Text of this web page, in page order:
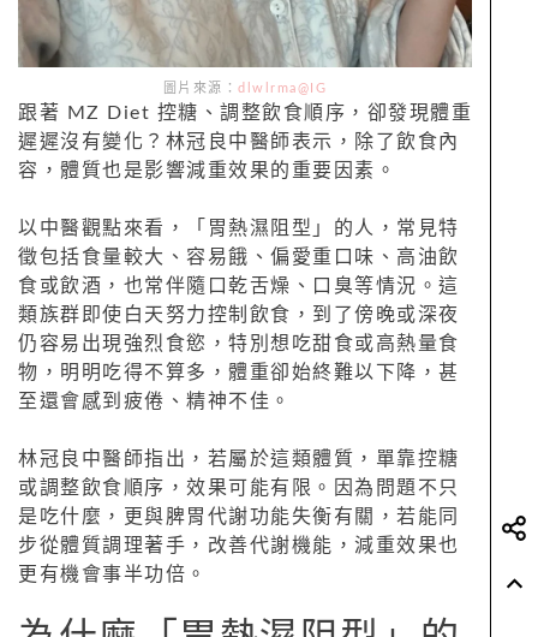
圖片來源：dlwlrma@IG
跟著 MZ Diet 控糖、調整飲食順序，卻發現體重
遲遲沒有變化？林冠良中醫師表示，除了飲食內
容，體質也是影響減重效果的重要因素。
以中醫觀點來看，「胃熱濕阻型」的人，常見特
徵包括食量較大、容易餓、偏愛重口味、高油飲
食或飲酒，也常伴隨口乾舌燥、口臭等情況。這
類族群即使白天努力控制飲食，到了傍晚或深夜
仍容易出現強烈食慾，特別想吃甜食或高熱量食
物，明明吃得不算多，體重卻始終難以下降，甚
至還會感到疲倦、精神不佳。
林冠良中醫師指出，若屬於這類體質，單靠控糖
或調整飲食順序，效果可能有限。因為問題不只
是吃什麼，更與脾胃代謝功能失衡有關，若能同
步從體質調理著手，改善代謝機能，減重效果也
更有機會事半功倍。